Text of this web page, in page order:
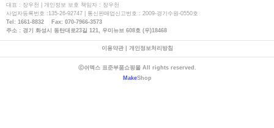
대표 : 장우천 | 개인정보 보호 책임자 : 장우천
사업자등록번호 :135-26-92747 | 통신판매업신고번호 : 2009-경기수원-0550호
Tel: 1661-8832 Fax: 070-7966-3573
주소 : 경기 화성시 동탄대로23길 121, 우미뉴브 608호 (우)18468
이용약관| 개인정보처리방침
ⓒ쉬멕스 표준부품쇼핑몰 All rights reserved.
MakeShop